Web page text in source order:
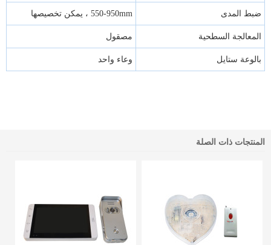
ضبط المدى 550-950mm ، يمكن تخصيصها
المعالجة السطحية مصقول
بالوعة ستايل وعاء واحد
المنتجات ذات الصلة